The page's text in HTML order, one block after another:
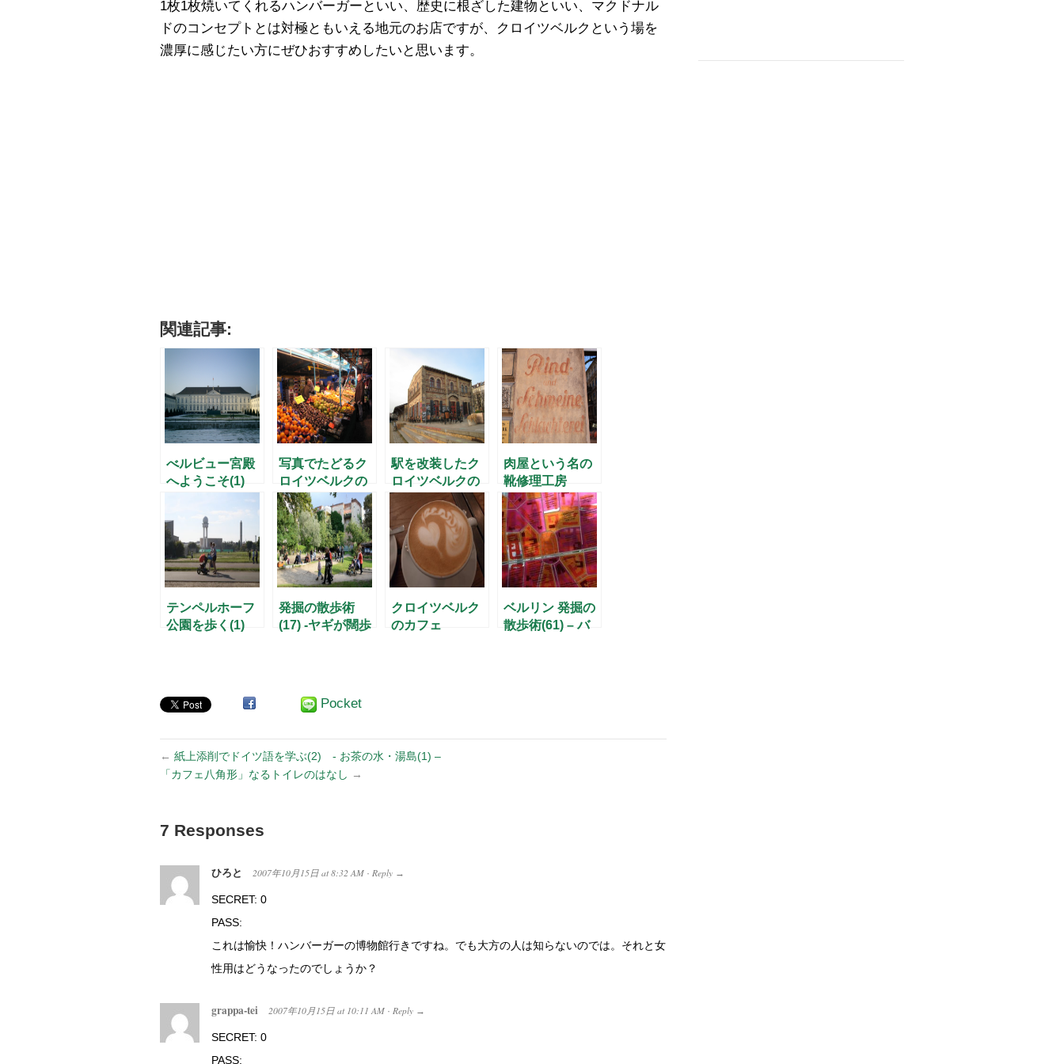
1枚1枚焼いてくれるハンバーガーといい、歴史に根ざした建物といい、マクドナル
ドのコンセプトとは対極ともいえる地元のお店ですが、クロイツベルクという場を
濃厚に感じたい方にぜひおすすめしたいと思います。
関連記事:
べルビュー宮殿
へようこそ(1)
写真でたどるク
ロイツベルクの
30年
駅を改装したク
ロイツベルクの
肉屋という名の
靴修理工房
テンペルホーフ
公園を歩く(1)
発掘の散歩術
(17) -ヤギが闊歩
クロイツベルク
のカフェ
ベルリン 発掘の
散歩術(61) – バ
Pocket
← 紙上添削でドイツ語を学ぶ(2) - お茶の水・湯島(1) –
「カフェ八角形」なるトイレのはなし →
7 Responses
ひろと 2007年10月15日 at 8:32 AM · Reply →
SECRET: 0
PASS:
これは愉快！ハンバーガーの博物館行きですね。でも大方の人は知らないのでは。それと女
性用はどうなったのでしょうか？
grappa-tei 2007年10月15日 at 10:11 AM · Reply →
SECRET: 0
PASS: